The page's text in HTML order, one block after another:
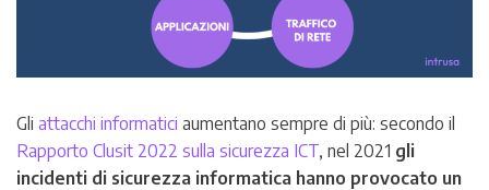
Gli attacchi informatici aumentano sempre di più: secondo il
Rapporto Clusit 2022 sulla sicurezza ICT, nel 2021 gli
incidenti di sicurezza informatica hanno provocato un